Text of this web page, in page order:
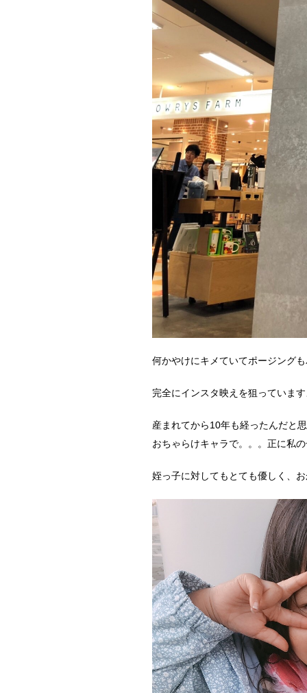
何かやけにキメていてポージング
完全にインスタ映えを狙っていま
産まれてから10年も経ったんだと
おちゃらけキャラで。。。正に私
姪っ子に対してもとても優しく、